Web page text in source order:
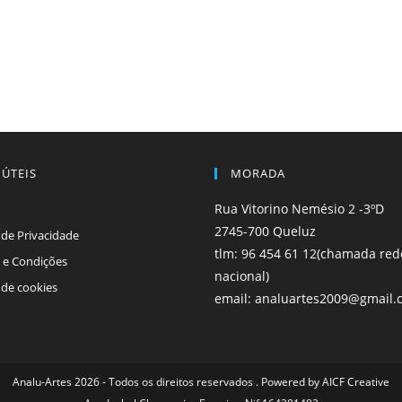
Privacidade
Condições
cookies
MORADA
Rua Vitorino Nemésio 2 -3ºD
2745-700 Queluz
tlm: 96 454 61 12(chamada
nacional)
email:
Analu-Artes 2026 - Todos os direitos reservados . Powered byAICF Creative